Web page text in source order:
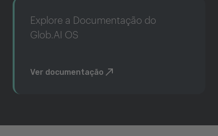
Explore a Documentação do
Glob.AI OS
Ver documentação